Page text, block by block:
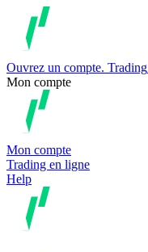
Ouvrez un compte. Trading
Mon compte
Mon compte
Trading en ligne
Help